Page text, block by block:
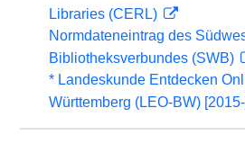
Libraries (CERL)
Normdateneintrag des
Bibliotheksverbundes (SWB)
* Landeskunde Entdecken
Württemberg (LEO-BW)